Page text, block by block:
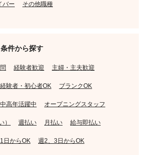
バー その他職種
件から探す
経験者歓迎 主婦・主夫歓迎
験者・初心者OK ブランクOK
中高年活躍中 オープニングスタッフ
） 週払い 月払い 給与即払い
日からOK 週2、3日からOK